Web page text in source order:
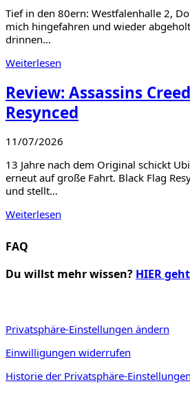
Tief in den 80ern: Westfalenhalle 2,
mich hingefahren und wieder
drinnen…
Weiterlesen
Review: Assassins
Resynced
11/07/2026
13 Jahre nach dem Original schickt
erneut auf große Fahrt. Black Flag
und stellt…
Weiterlesen
FAQ
Du willst mehr wissen? HIER
Privatsphäre-Einstellungen ändern
Einwilligungen widerrufen
Historie der Privatsphäre-Einstellungen